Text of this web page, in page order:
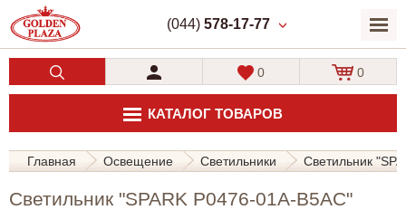
(044) 578-17-77
КАТАЛОГ ТОВАРОВ
0 0
Главная Освещение Светильники Светильник
Светильник "SPARK P0476-01A-B5AC"